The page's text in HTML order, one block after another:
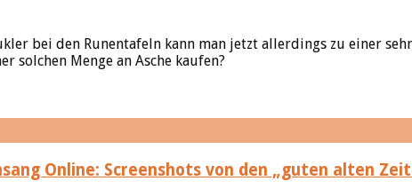
bei den Runentafeln kann man jetzt allerdings zu einer
solchen Menge an Asche kaufen?
Online: Screenshots von den „guten alten